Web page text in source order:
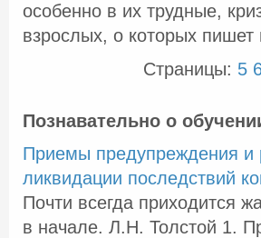
особенно в их трудные,
взрослых, о которых пишет
Страницы: 5
Познавательно о
Приемы предупреждения и
ликвидации последствий
Почти всегда приходится
в начале. Л.Н. Толстой 1.